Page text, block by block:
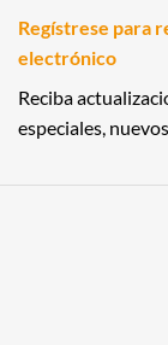
Regístrese para
electrónico
Reciba
especiales,